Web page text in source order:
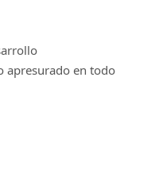
apresurado en todo